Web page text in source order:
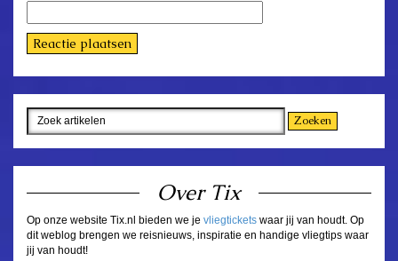
Over Tix
Op onze website Tix.nl bieden we je vliegtickets waar jij van houdt. Op
dit weblog brengen we reisnieuws, inspiratie en handige vliegtips waar
jij van houdt!